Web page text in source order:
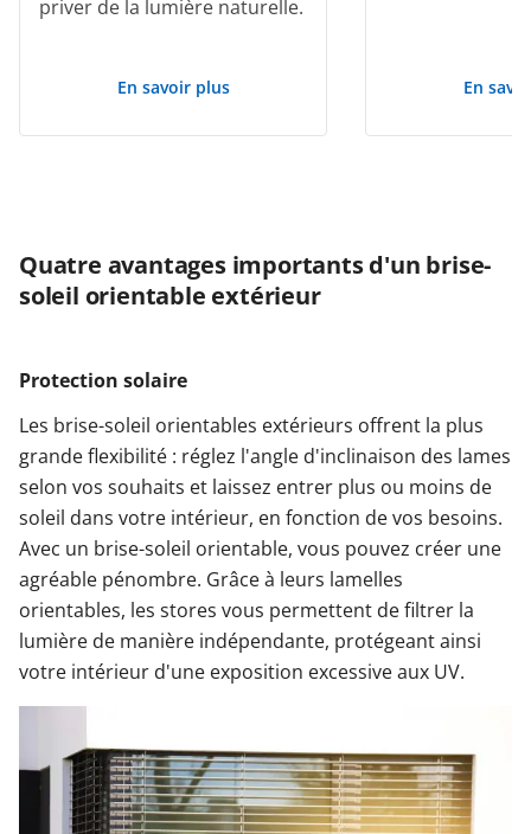
priver de la lumière naturelle.
En savoir plus En
Quatre avantages importants d'un brise-
soleil orientable extérieur
Protection solaire
Les brise-soleil orientables extérieurs offrent la plus
grande flexibilité : réglez l'angle d'inclinaison des lames
selon vos souhaits et laissez entrer plus ou moins de
soleil dans votre intérieur, en fonction de vos besoins.
Avec un brise-soleil orientable, vous pouvez créer une
agréable pénombre. Grâce à leurs lamelles
orientables, les stores vous permettent de filtrer la
lumière de manière indépendante, protégeant ainsi
votre intérieur d'une exposition excessive aux UV.